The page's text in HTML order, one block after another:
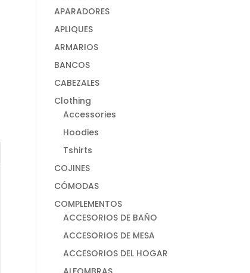
APARADORES
APLIQUES
ARMARIOS
BANCOS
CABEZALES
Clothing
Accessories
Hoodies
Tshirts
COJINES
CÓMODAS
COMPLEMENTOS
ACCESORIOS DE BAÑO
ACCESORIOS DE MESA
ACCESORIOS DEL HOGAR